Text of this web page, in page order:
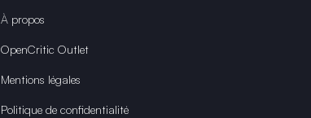
À propos
OpenCritic Outlet
Mentions légales
Politique de confidentialité